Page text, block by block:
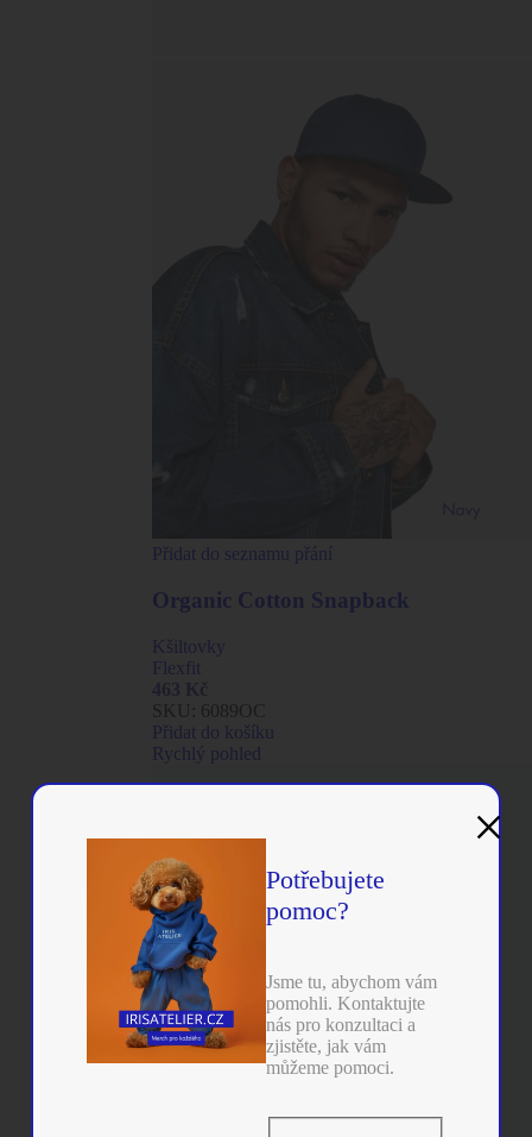
Přidat do seznamu přání
Organic Cotton Snapback
Kšiltovky
Flexfit
SKU: 6089OC
Přidat do košíku
Rychlý pohled
Potřebujete
pomoc?
Jsme tu, abychom vám
pomohli. Kontaktujte
nás pro konzultaci a
zjistěte, jak vám
můžeme pomoci.
×